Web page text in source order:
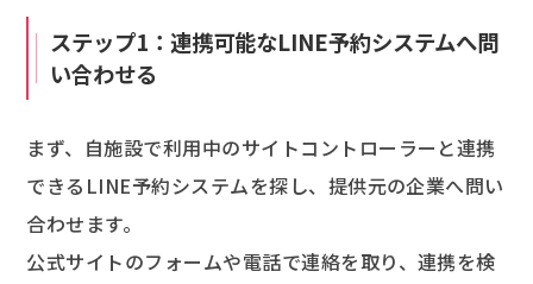
ステップ1：連携可能なLINE予約システムへ問
い合わせる
まず、自施設で利用中のサイトコントローラーと連携
できるLINE予約システムを探し、提供元の企業へ問い
合わせます。
公式サイトのフォームや電話で連絡を取り、連携を検